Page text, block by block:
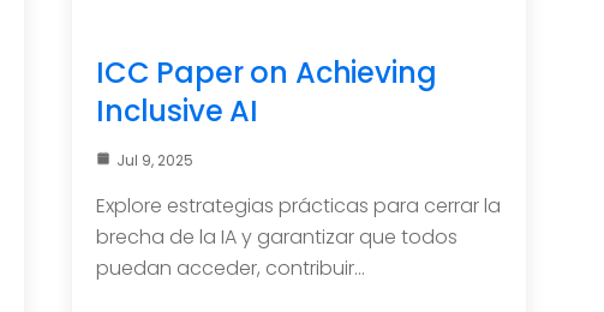
ICC Paper on Achieving
Inclusive AI
Jul 9, 2025
Explore estrategias prácticas para cerrar la
brecha de la IA y garantizar que todos
puedan acceder, contribuir…